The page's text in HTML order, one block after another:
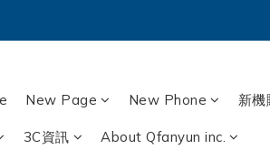
New Page New Phone 新機
3C資訊 About Qfanyun inc.